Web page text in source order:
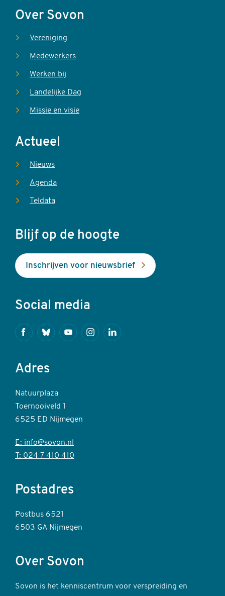
Over Sovon
Vereniging
Medewerkers
Werken bij
Landelijke Dag
Missie en visie
Actueel
Nieuws
Agenda
Teldata
Blijf op de hoogte
Inschrijven voor nieuwsbrief
Social media
FacebookBlueskyYoutubeInstagramLinkedin
Adres
Natuurplaza
Toernooiveld 1
6525 ED Nijmegen
E: info@sovon.nl
T: 024 7 410 410
Postadres
Postbus 6521
6503 GA Nijmegen
Over Sovon
Sovon is het kenniscentrum voor verspreiding en